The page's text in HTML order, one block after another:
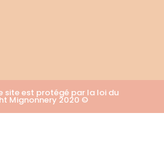
site est protégé par la loi du
Mignonnery 2020 ©